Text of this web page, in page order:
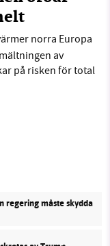
norra Europa
av
på risken för total
regering måste skydda